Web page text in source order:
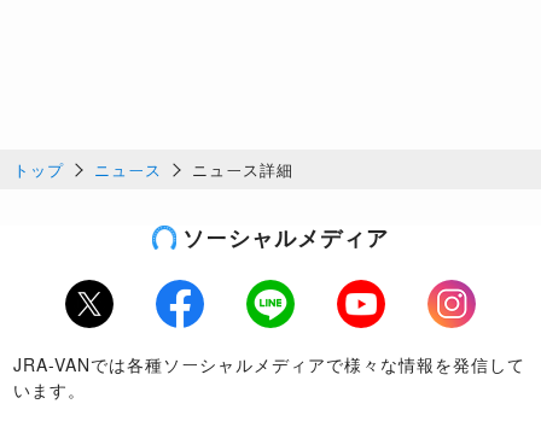
トップ ニュース ニュース詳細
ソーシャルメディア
Twitter Facebook LINE Youtube
Instagram
JRA-VANでは各種ソーシャルメディアで様々な情報を発信して
います。